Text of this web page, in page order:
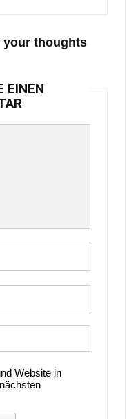
your thoughts
EINEN
Website in